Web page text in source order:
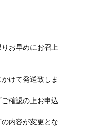
お早めにお召上
けて発送致しま
確認の上お申込
内容が変更とな